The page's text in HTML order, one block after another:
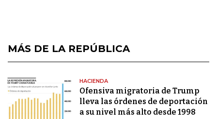
MÁS DE LA REPÚBLICA
HACIENDA
Ofensiva migratoria de Trump
lleva las órdenes de deportación
a su nivel más alto desde 1998